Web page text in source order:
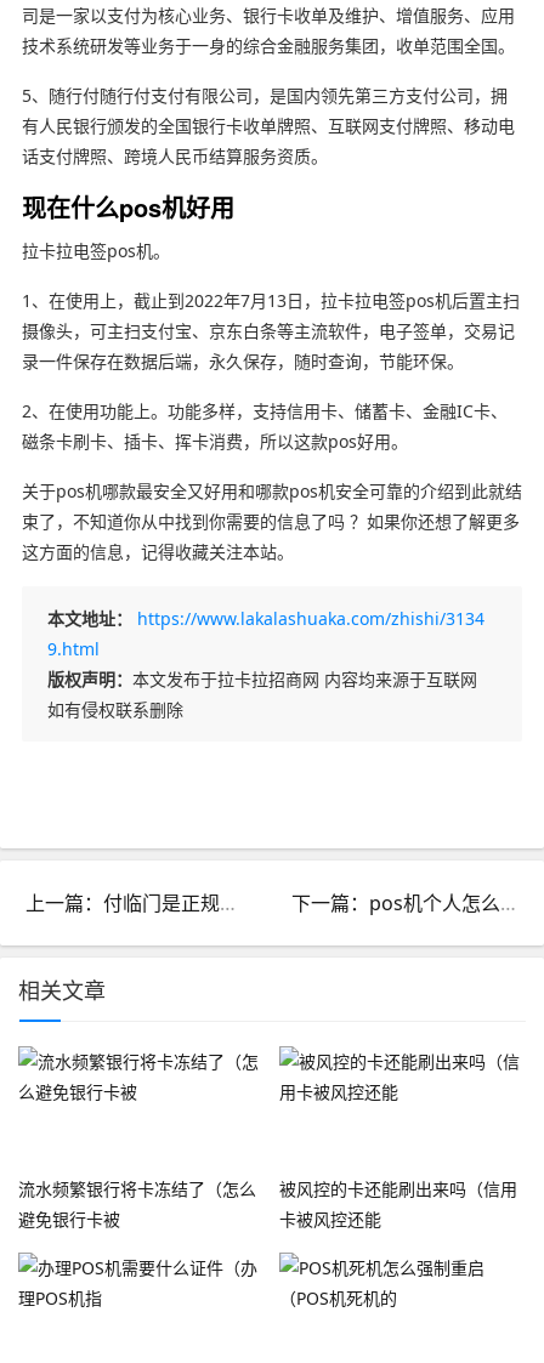
司是一家以支付为核心业务、银行卡收单及维护、增值服务、应用
技术系统研发等业务于一身的综合金融服务集团，收单范围全国。
5、随行付随行付支付有限公司，是国内领先第三方支付公司，拥
有人民银行颁发的全国银行卡收单牌照、互联网支付牌照、移动电
话支付牌照、跨境人民币结算服务资质。
现在什么pos机好用
拉卡拉电签pos机。
1、在使用上，截止到2022年7月13日，拉卡拉电签pos机后置主扫
摄像头，可主扫支付宝、京东白条等主流软件，电子签单，交易记
录一件保存在数据后端，永久保存，随时查询，节能环保。
2、在使用功能上。功能多样，支持信用卡、储蓄卡、金融IC卡、
磁条卡刷卡、插卡、挥卡消费，所以这款pos好用。
关于pos机哪款最安全又好用和哪款pos机安全可靠的介绍到此就结
束了，不知道你从中找到你需要的信息了吗 ？如果你还想了解更多
这方面的信息，记得收藏关注本站。
本文地址：
https://www.lakalashuaka.com/zhishi/3134
9.html
版权声明： 本文发布于拉卡拉招商网 内容均来源于互联网
如有侵权联系删除
上一篇：付临门是正规的POS机吗_付临门pos机安全吗付临门可靠吗 下一篇：pos机个人怎么申请_个人pos机
相关文章
流水频繁银行将卡冻结了（怎么
避免银行卡被
被风控的卡还能刷出来吗（信用
卡被风控还能